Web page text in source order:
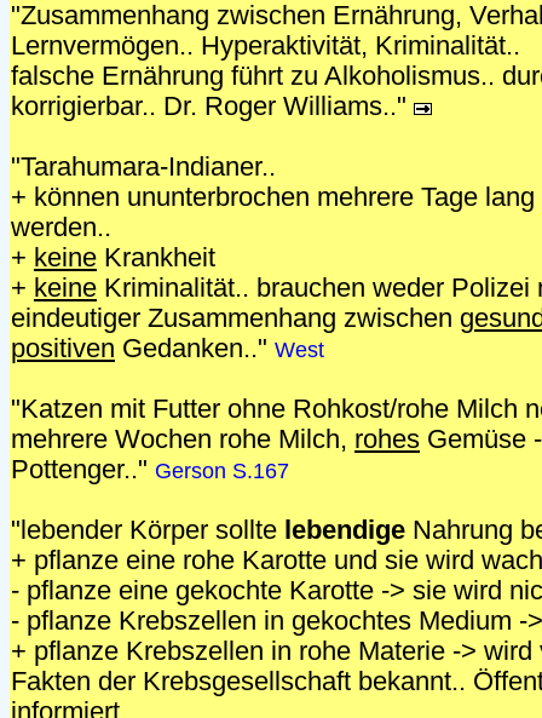
"Zusammenhang zwischen Ernährung,
Lernvermögen.. Hyperaktivität, Kriminalität..
falsche Ernährung führt zu Alkoholismus..
korrigierbar.. Dr. Roger Williams.."
"Tarahumara-Indianer..
+ können ununterbrochen mehrere Tage
werden..
+ keine Krankheit
+ keine Kriminalität.. brauchen weder Polizei
eindeutiger Zusammenhang zwischen
positiven Gedanken.." West
"Katzen mit Futter ohne Rohkost/rohe Milch
mehrere Wochen rohe Milch, rohes Gemüse
Pottenger.." Gerson S.167
"lebender Körper sollte lebendige Nahrung
+ pflanze eine rohe Karotte und sie wird
- pflanze eine gekochte Karotte -> sie wird
- pflanze Krebszellen in gekochtes Medium -
+ pflanze Krebszellen in rohe Materie -> wird
Fakten der Krebsgesellschaft bekannt..
informiert..